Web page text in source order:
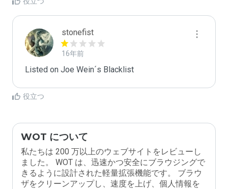
stonefist
16年前
Listed on Joe Wein´s Blacklist
役立つ
WOT について
私たちは 200 万以上のウェブサイトをレビューし
ました。 WOT は、迅速かつ安全にブラウジングで
きるように設計された軽量拡張機能です。 ブラウ
ザをクリーンアップし、速度を上げ、個人情報を